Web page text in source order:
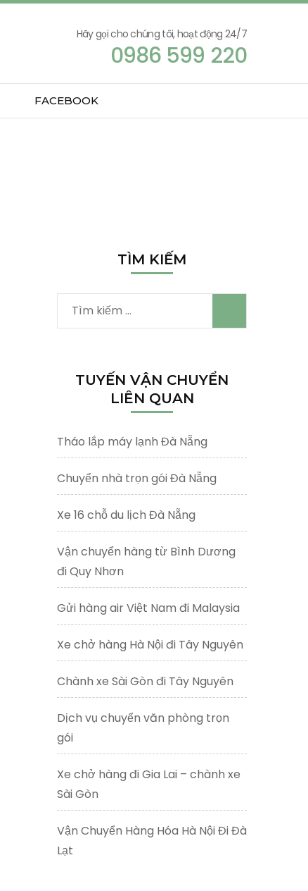
Hãy gọi cho chúng tôi, hoạt động 24/7
0986 599 220
FACEBOOK
TÌM KIẾM
Tìm
kiếm
TUYẾN VẬN CHUYỂN
LIÊN QUAN
Tháo lắp máy lạnh Đà Nẵng
Chuyển nhà trọn gói Đà Nẵng
Xe 16 chỗ du lịch Đà Nẵng
Vận chuyển hàng từ Bình Dương
đi Quy Nhơn
Gửi hàng air Việt Nam đi Malaysia
Xe chở hàng Hà Nội đi Tây Nguyên
Chành xe Sài Gòn đi Tây Nguyên
Dịch vụ chuyển văn phòng trọn
gói
Xe chở hàng đi Gia Lai – chành xe
Sài Gòn
Vận Chuyển Hàng Hóa Hà Nội Đi Đà
Lạt